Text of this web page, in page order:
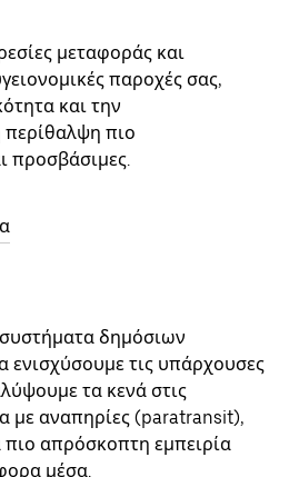
μεταφοράς και
παροχές σας,
και την
περίθαλψη πιο
προσβάσιμες.
δημόσιων
ενισχύσουμε τις υπάρχουσες
τα κενά στις
με αναπηρίες (paratransit),
πιο απρόσκοπτη εμπειρία
μέσα.